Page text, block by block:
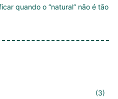
quando o “natural” não é tão
(3)